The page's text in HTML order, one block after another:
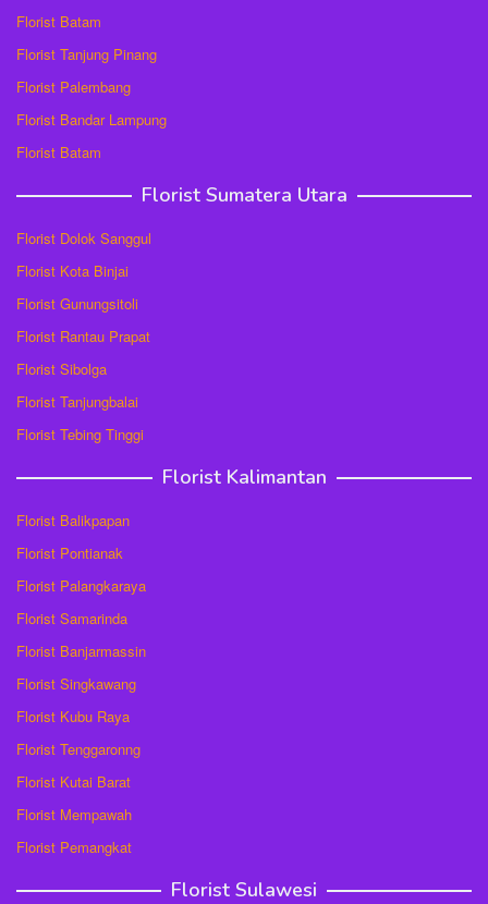
Florist Batam
Florist Tanjung Pinang
Florist Palembang
Florist Bandar Lampung
Florist Batam
Florist Sumatera Utara
Florist Dolok Sanggul
Florist Kota Binjai
Florist Gunungsitoli
Florist Rantau Prapat
Florist Sibolga
Florist Tanjungbalai
Florist Tebing Tinggi
Florist Kalimantan
Florist Balikpapan
Florist Pontianak
Florist Palangkaraya
Florist Samarinda
Florist Banjarmassin
Florist Singkawang
Florist Kubu Raya
Florist Tenggaronng
Florist Kutai Barat
Florist Mempawah
Florist Pemangkat
Florist Sulawesi